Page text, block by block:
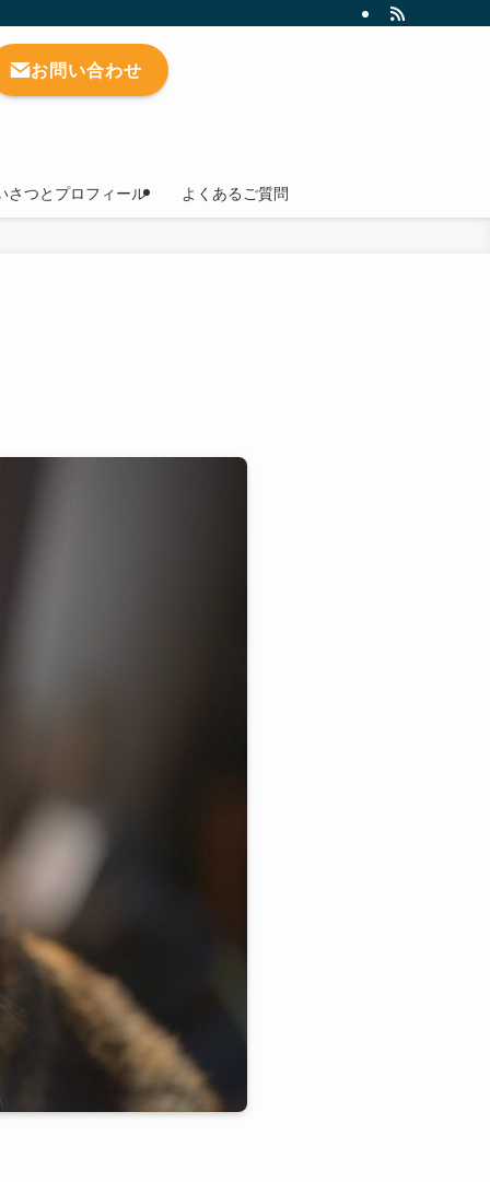
さつとプロフィール よくあるご質問
お問い合わせ